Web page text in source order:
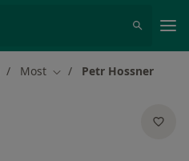
Most Změna města
Petr Hossner